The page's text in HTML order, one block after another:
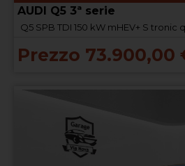
AUDI Q5 3ª serie
Q5 SPB TDI 150 kW mHEV+ S
Prezzo 73.900,00